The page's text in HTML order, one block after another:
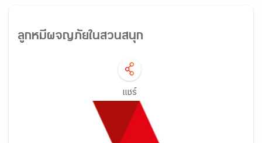
ลูกหมีผจญภัยในสวนสนุก
แชร์